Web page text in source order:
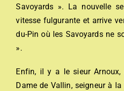
Savoyards ». La nouvelle
vitesse fulgurante et arrive
du-Pin où les Savoyards ne
».
Enfin, il y a le sieur
Dame de Vallin, seigneur à